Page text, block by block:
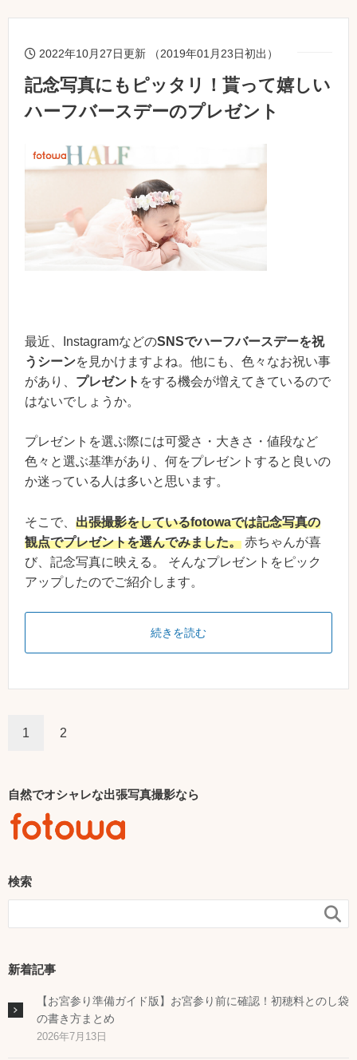
2022年10月27日更新 （2019年01月23日初出）
記念写真にもピッタリ！貰って嬉しい
ハーフバースデーのプレゼント
最近、InstagramなどのSNSでハーフバースデーを祝
うシーンを見かけますよね。他にも、色々なお祝い事
があり、 プレゼント をする機会が増えてきているので
はないでしょうか。
プレゼントを選ぶ際には可愛さ・大きさ・値段など
色々と選ぶ基準があり、何をプレゼントすると良いの
か迷っている人は多いと思います。
そこで、 出張撮影をしているfotowaでは記念写真の
観点でプレゼントを選んでみました。 赤ちゃんが喜
び、記念写真に映える。 そんなプレゼントをピック
アップしたのでご紹介します。
続きを読む
1 2
自然でオシャレな出張写真撮影なら
検索

新着記事
【お宮参り準備ガイド版】お宮参り前に確認！初穂料とのし袋
の書き方まとめ
2026年7月13日